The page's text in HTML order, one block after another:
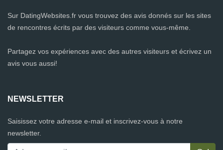
Sur DatingWebsites.fr vous trouvez des avis donnés sur les sites
de rencontres écrits par des visiteurs comme vous-même.
Partagez vos expériences avec des autres visiteurs et écrivez un
avis vous aussi!
NEWSLETTER
Saisissez votre adresse e-mail et inscrivez-vous à notre
newsletter.